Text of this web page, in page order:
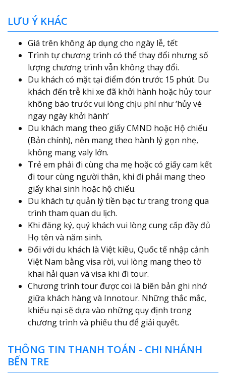
LƯU Ý KHÁC
Giá trên không áp dụng cho ngày lễ, tết
Trình tự chương trình có thể thay đổi nhưng số
lượng chương trình vẫn không thay đổi.
Du khách có mặt tại điểm đón trước 15 phút. Du
khách đến trễ khi xe đã khởi hành hoặc hủy tour
không báo trước vui lòng chịu phí như ‘hủy vé
ngay ngày khởi hành’
Du khách mang theo giấy CMND hoặc Hộ chiếu
(Bản chính), nên mang theo hành lý gọn nhẹ,
không mang valy lớn.
Trẻ em phải đi cùng cha mẹ hoặc có giấy cam kết
đi tour cùng người thân, khi đi phải mang theo
giấy khai sinh hoặc hộ chiếu.
Du khách tự quản lý tiền bạc tư trang trong qua
trình tham quan du lịch.
Khi đăng ký, quý khách vui lòng cung cấp đầy đủ
Họ tên và năm sinh.
Đối với du khách là Việt kiều, Quốc tế nhập cảnh
Việt Nam bằng visa rời, vui lòng mang theo tờ
khai hải quan và visa khi đi tour.
Chương trình tour được coi là biên bản ghi nhớ
giữa khách hàng và Innotour. Những thắc mắc,
khiếu nại sẽ dựa vào những quy định trong
chương trình và phiếu thu để giải quyết.
THÔNG TIN THANH TOÁN - CHI NHÁNH
BẾN TRE